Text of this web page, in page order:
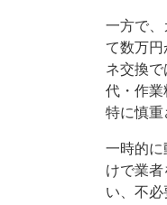
一方で、
て数万
ネ交換
代・作業
特に慎重
一時的に
けで業
い、不